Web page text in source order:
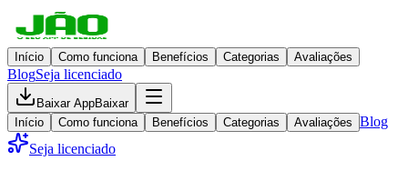
Início Como funciona Benefícios Categorias Avaliações
BlogSeja licenciado
Baixar AppBaixar
Início
Como funciona Benefícios Categorias Avaliações Blog
Seja licenciado